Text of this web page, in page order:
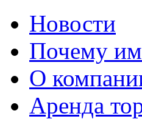
Новости
Почему
О
Аренда